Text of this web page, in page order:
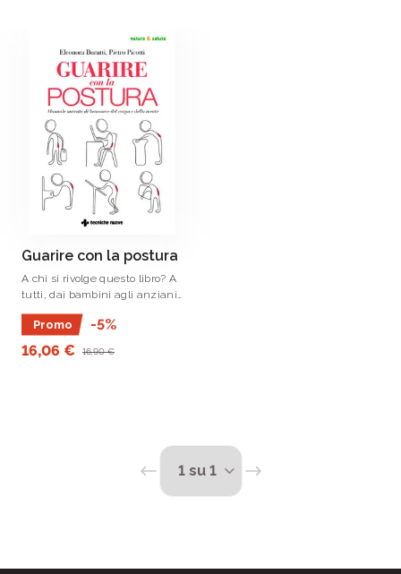
Guarire con la postura
A chi si rivolge questo libro? A
tutti, dai bambini agli anziani
perché la postura riguarda tutti
noi.Promo
-5%
16,06 €
16,90 €